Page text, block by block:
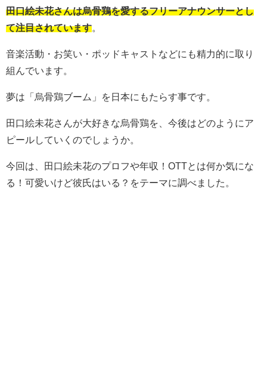
田口絵未花さんは烏骨鶏を愛するフリーアナウンサーとし
て注目されています。
音楽活動・お笑い・ポッドキャストなどにも精力的に取り
組んでいます。
夢は「烏骨鶏ブーム」を日本にもたらす事です。
田口絵未花さんが大好きな烏骨鶏を、今後はどのようにア
ピールしていくのでしょうか。
今回は、田口絵未花のプロフや年収！OTTとは何か気にな
る！可愛いけど彼氏はいる？をテーマに調べました。